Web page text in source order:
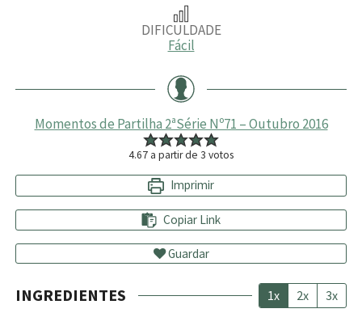
DIFICULDADE
Fácil
Momentos de Partilha 2ªSérie Nº71 – Outubro 2016
4.67 a partir de 3 votos
Imprimir
Copiar Link
Guardar
INGREDIENTES 1x 2x 3x